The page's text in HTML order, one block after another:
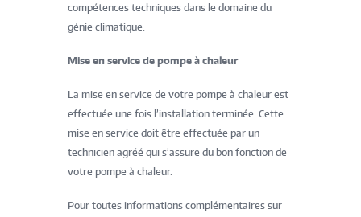
compétences techniques dans le domaine du
génie climatique.
Mise en service de pompe à chaleur
La mise en service de votre pompe à chaleur est
effectuée une fois l’installation terminée. Cette
mise en service doit être effectuée par un
technicien agréé qui s’assure du bon fonction de
votre pompe à chaleur.
Pour toutes informations complémentaires sur